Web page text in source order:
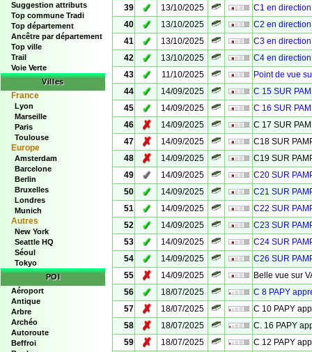
Suggestion attributs
Top commune Tradi
Top département
Ancêtre par département
Top ville
Trail
Voie Verte
Villes
France
Lyon
Marseille
Paris
Toulouse
Europe
Amsterdam
Barcelone
Berlin
Bruxelles
Londres
Munich
Autres
New York
Seattle HQ
Séoul
Tokyo
POI
Aéroport
Antique
Arbre
Archéo
Autoroute
Beffroi
39
✓ 13/10/2025
C1 en
40
✓ 13/10/2025
C2 en
41
✓ 13/10/2025
C3 en
42
✓ 13/10/2025
C4 en
43
✓ 11/10/2025
Point de vue
44
✓ 14/09/2025
C 15 SUR
45
✓ 14/09/2025
C 16 SUR
46
✗ 14/09/2025
C 17 SUR
47
✗ 14/09/2025
C18 SUR
48
✗ 14/09/2025
C19 SUR
49
✓ 14/09/2025
C20 SUR
50
✓ 14/09/2025
C21 SUR
51
✓ 14/09/2025
C22 SUR
52
✓ 14/09/2025
C23 SUR
53
✓ 14/09/2025
C24 SUR
54
✓ 14/09/2025
C26 SUR
55
✗ 14/09/2025
Belle vue sur
56
✓ 18/07/2025
C 8 PAPY
57
✗ 18/07/2025
C 10 PAPY
58
✗ 18/07/2025
C. 16 PAPY
59
✗ 18/07/2025
C 12 PAPY